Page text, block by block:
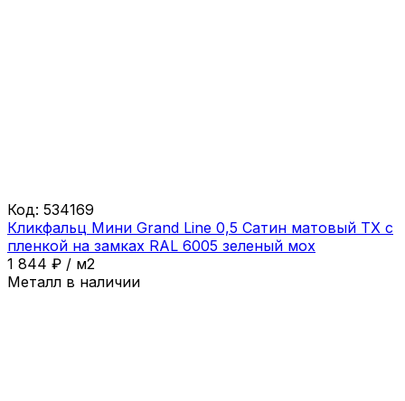
Код: 534169
Кликфальц Мини Grand Line 0,5 Сатин матовый ТХ с
пленкой на замках RAL 6005 зеленый мох
1 844 ₽ / м2
Металл в наличии